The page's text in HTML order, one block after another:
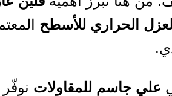
العزل الحراري للأسطح
علي جاسم للمقاولات